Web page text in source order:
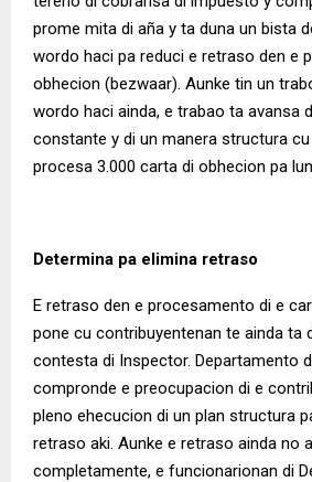
prome mita di aña y ta duna un bista
wordo haci pa reduci e retraso den e
obhecion (bezwaar). Aunke tin un
wordo haci ainda, e trabao ta avansa
constante y di un manera structura
procesa 3.000 carta di obhecion pa
Determina pa elimina retraso
E retraso den e procesamento di e
pone cu contribuyentenan te ainda ta
contesta di Inspector. Departamento
compronde e preocupacion di e
pleno ehecucion di un plan structura
retraso aki. Aunke e retraso ainda no
completamente, e funcionarionan di